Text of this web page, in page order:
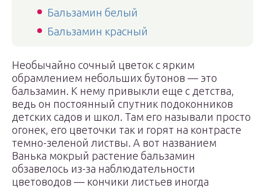
Бальзамин белый
Бальзамин красный
Необычайно сочный цветок с ярким
обрамлением небольших бутонов — это
бальзамин. К нему привыкли еще с детства,
ведь он постоянный спутник подоконников
детских садов и школ. Там его называли просто
огонек, его цветочки так и горят на контрасте
темно-зеленой листвы. А вот названием
Ванька мокрый растение бальзамин
обзавелось из-за наблюдательности
цветоводов — кончики листьев иногда